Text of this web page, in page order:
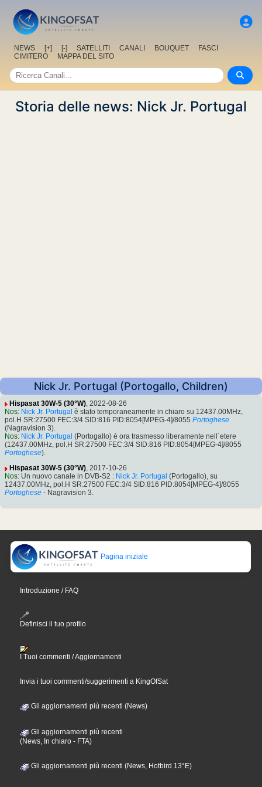
NEWS [+] [-] SATELLITI CANALI BOUQUET
FASCI
CIMITERO
MAPPA DEL SITO
Storia delle news: Nick Jr. Portugal
Nick Jr. Portugal (Portogallo, Children)
Hispasat 30W-5 (30°W), 2022-08-26
Nos: Nick Jr. Portugal è stato temporaneamente in chiaro su 12437.00MHz,
pol.H SR:27500 FEC:3/4 SID:816 PID:8054[MPEG-4]/8055 Portoghese
(Nagravision 3).
Nos: Nick Jr. Portugal (Portogallo) è ora trasmesso liberamente nell´etere
(12437.00MHz, pol.H SR:27500 FEC:3/4 SID:816 PID:8054[MPEG-4]/8055
Portoghese).
Hispasat 30W-5 (30°W), 2017-10-26
Nos: Un nuovo canale in DVB-S2 : Nick Jr. Portugal (Portogallo), su
12437.00MHz, pol.H SR:27500 FEC:3/4 SID:816 PID:8054[MPEG-4]/8055
Portoghese - Nagravision 3.
Pagina iniziale
Introduzione / FAQ
Definisci il tuo profilo
I Tuoi commenti / Aggiornamenti
Invia i tuoi commenti/suggerimenti a KingOfSat
Gli aggiornamenti più recenti (News)
Gli aggiornamenti più recenti
(News, In chiaro - FTA)
Gli aggiornamenti più recenti (News, Hotbird 13°E)